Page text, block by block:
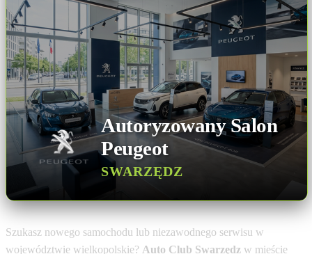
Autoryzowany Salon
Peugeot
SWARZĘDZ
Szukasz nowego samochodu lub niezawodnego serwisu w
województwie wielkopolskie? Auto Club Swarzędz w mieście